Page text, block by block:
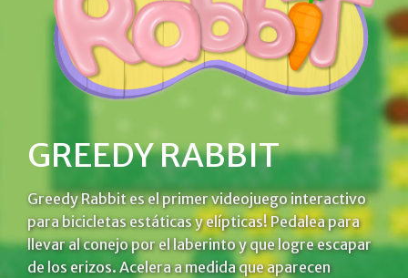
GREEDY RABBIT
Greedy Rabbit es el primer videojuego interactivo
para bicicletas estáticas y elípticas! Pedalea para
llevar al conejo por el laberinto y que logre escapar
de los erizos. Acelera a medida que aparecen